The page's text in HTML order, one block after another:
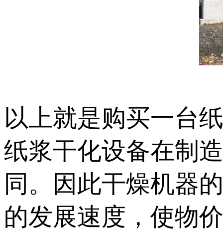
以上就是购买一台
纸浆干化设备在制
同。因此干燥机器
的发展速度，使物